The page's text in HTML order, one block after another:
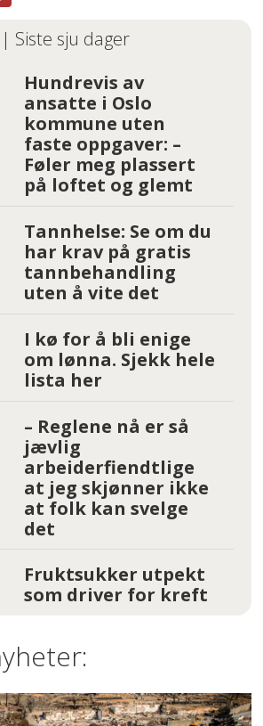
| Siste sju dager
Hundrevis av
ansatte i Oslo
kommune uten
faste oppgaver: –
Føler meg plassert
på loftet og glemt
Tannhelse: Se om du
har krav på gratis
tannbehandling
uten å vite det
I kø for å bli enige
om lønna. Sjekk hele
lista her
– Reglene nå er så
jævlig
arbeiderfiendtlige
at jeg skjønner ikke
at folk kan svelge
det
Fruktsukker utpekt
som driver for kreft